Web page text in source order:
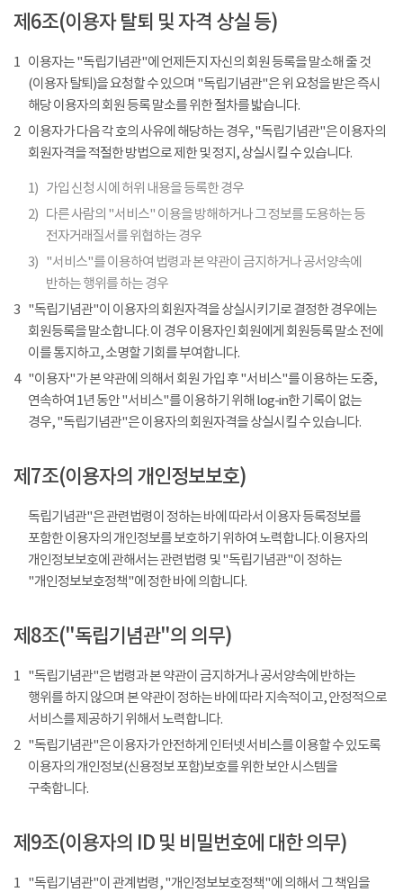
제6조(이용자 탈퇴 및 자격 상실 등)
1 이용자는 "독립기념관"에 언제든지 자신의 회원 등록을 말소해 줄 것
(이용자 탈퇴)을 요청할 수 있으며 "독립기념관"은 위 요청을 받은 즉시
해당 이용자의 회원 등록 말소를 위한 절차를 밟습니다.
2 이용자가 다음 각 호의 사유에 해당하는 경우, "독립기념관"은 이용자의
회원자격을 적절한 방법으로 제한 및 정지, 상실시킬 수 있습니다.
1) 가입 신청 시에 허위 내용을 등록한 경우
2) 다른 사람의 "서비스" 이용을 방해하거나 그 정보를 도용하는 등
전자거래질서를 위협하는 경우
3) "서비스"를 이용하여 법령과 본 약관이 금지하거나 공서양속에
반하는 행위를 하는 경우
3 "독립기념관"이 이용자의 회원자격을 상실시키기로 결정한 경우에는
회원등록을 말소합니다. 이 경우 이용자인 회원에게 회원등록 말소 전에
이를 통지하고, 소명할 기회를 부여합니다.
4
"이용자"가 본 약관에 의해서 회원 가입 후 "서비스"를 이용하는 도중,
연속하여 1년 동안 "서비스"를 이용하기 위해 log-in한 기록이 없는
경우, "독립기념관"은 이용자의 회원자격을 상실시킬 수 있습니다.
제7조(이용자의 개인정보보호)
독립기념관"은 관련법령이 정하는 바에 따라서 이용자 등록정보를
포함한 이용자의 개인정보를 보호하기 위하여 노력합니다. 이용자의
개인정보보호에 관해서는 관련법령 및 "독립기념관"이 정하는
"개인정보보호정책"에 정한 바에 의합니다.
제8조("독립기념관"의 의무)
1 "독립기념관"은 법령과 본 약관이 금지하거나 공서양속에 반하는
행위를 하지 않으며 본 약관이 정하는 바에 따라 지속적이고, 안정적으로
서비스를 제공하기 위해서 노력합니다.
2 "독립기념관"은 이용자가 안전하게 인터넷 서비스를 이용할 수 있도록
이용자의 개인정보(신용정보 포함)보호를 위한 보안 시스템을
구축합니다.
제9조(이용자의 ID 및 비밀번호에 대한 의무)
1 "독립기념관"이 관계법령, "개인정보보호정책"에 의해서 그 책임을